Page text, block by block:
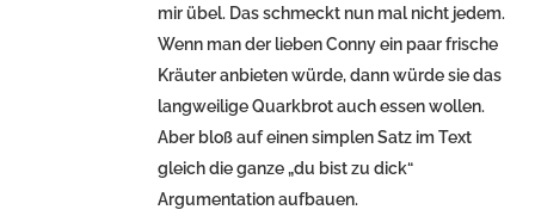
mir übel. Das schmeckt nun mal nicht jedem.
Wenn man der lieben Conny ein paar frische
Kräuter anbieten würde, dann würde sie das
langweilige Quarkbrot auch essen wollen.
Aber bloß auf einen simplen Satz im Text
gleich die ganze „du bist zu dick“
Argumentation aufbauen.